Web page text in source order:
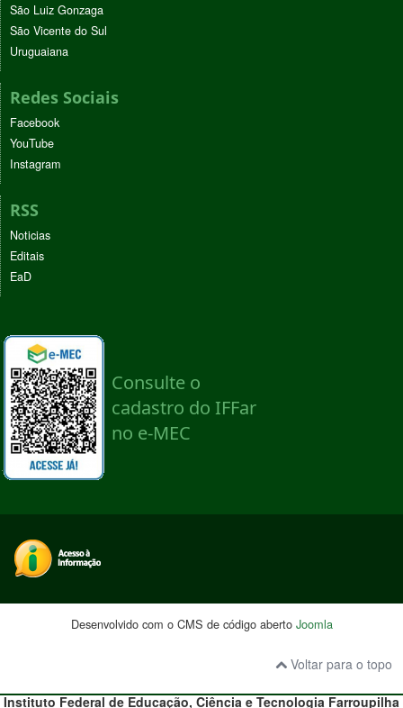
São Luiz Gonzaga
São Vicente do Sul
Uruguaiana
Redes Sociais
Facebook
YouTube
Instagram
RSS
Noticias
Editais
EaD
Desenvolvido com o CMS de código aberto Joomla
Voltar para o topo
Instituto Federal de Educação, Ciência e TecnologiaFarroupilha